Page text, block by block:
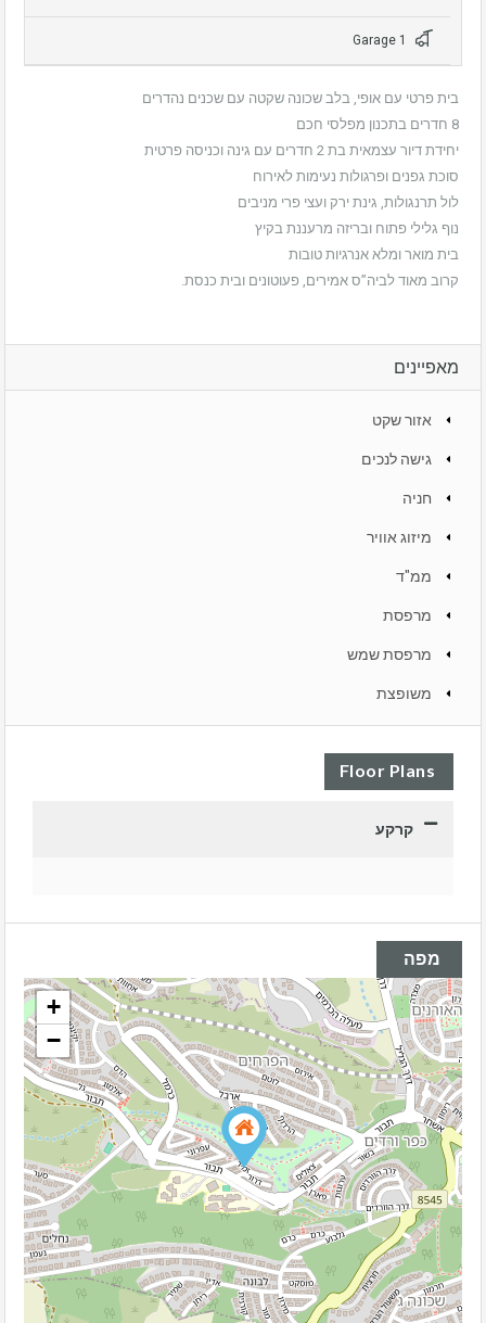
בית פרטי עם אופי, בלב שכונה שקטה עם שכנים נהדרים
8 חדרים בתכנון מפלסי חכם
יחידת דיור עצמאית בת 2 חדרים עם גינה וכניסה פרטית
סוכת גפנים ופרגולות נעימות לאירוח
לול תרנגולות, גינת ירק ועצי פרי מניבים
נוף גלילי פתוח ובריזה מרעננת בקיץ
בית מואר ומלא אנרגיות טובות
קרוב מאוד לביה”ס אמירים, פעוטונים ובית כנסת.
מאפיינים
אזור שקט
גישה לנכים
חניה
מיזוג אוויר
ממ"ד
מרפסת
מרפסת שמש
משופצת
Floor Plans
קרקע
מפה
+
−